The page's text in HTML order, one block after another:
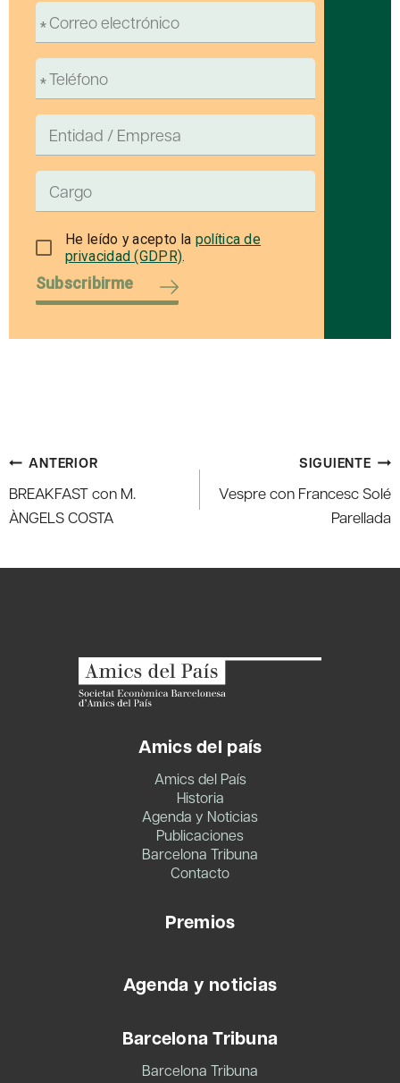
He leído y acepto la política de
privacidad (GDPR).
Subscribirme
Navegación
de
entradas
ANTERIOR
BREAKFAST con M.
ÀNGELS COSTA
SIGUIENTE
Vespre con Francesc Solé
Parellada
Amics del país
Amics del País
Historia
Agenda y Noticias
Publicaciones
Barcelona Tribuna
Contacto
Premios
Agenda y noticias
Barcelona Tribuna
Barcelona Tribuna